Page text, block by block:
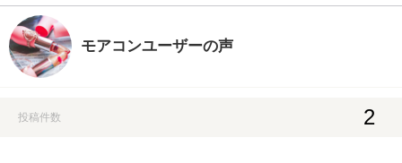
モアコンユーザーの声
投稿件数 2